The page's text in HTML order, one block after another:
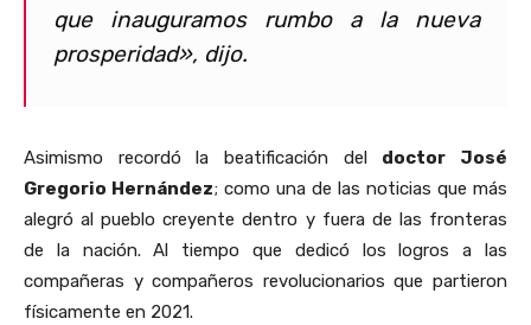
que inauguramos rumbo a la nueva
prosperidad», dijo.
Asimismo recordó la beatificación del doctor José
Gregorio Hernández; como una de las noticias que más
alegró al pueblo creyente dentro y fuera de las fronteras
de la nación. Al tiempo que dedicó los logros a las
compañeras y compañeros revolucionarios que partieron
físicamente en 2021.